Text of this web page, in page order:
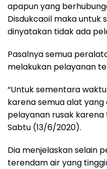
apapun yang
Disdukcaoil maka untuk
dinyatakan tidak ada
Pasalnya semua
melakukan pelayanan
“Untuk sementara
karena semua alat
pelayanan rusak
Sabtu (13/6/2020).
Dia menjelaskan selain
terendam air yang